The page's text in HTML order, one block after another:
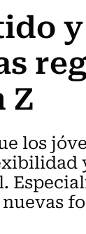
Z
los